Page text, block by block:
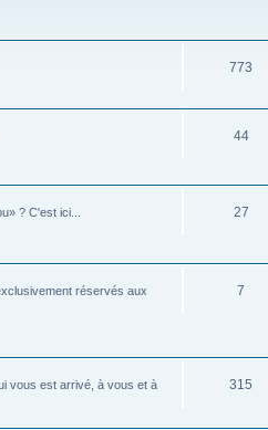
773
44
? C'est ici...
27
réservés aux
7
vous est arrivé, à vous et à
315